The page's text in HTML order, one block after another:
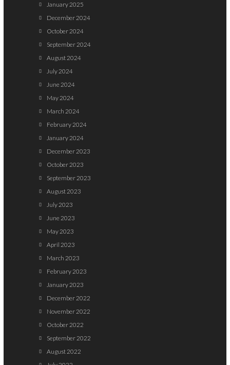
January 2025
December 2024
October 2024
September 2024
August 2024
July 2024
June 2024
May 2024
March 2024
February 2024
January 2024
December 2023
October 2023
September 2023
August 2023
July 2023
June 2023
May 2023
April 2023
March 2023
February 2023
January 2023
December 2022
November 2022
October 2022
September 2022
August 2022